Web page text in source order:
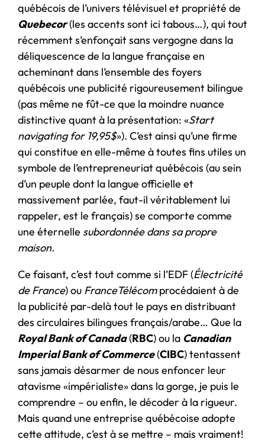
québécois de l’univers télévisuel et propriété de
Quebecor(les accents sont ici tabous…), qui tout
récemment s’enfonçait sans vergogne dans la
déliquescence de la langue française en
acheminant dans l’ensemble des foyers
québécois une publicité rigoureusement bilingue
(pas même ne fût-ce que la moindre nuance
distinctive quant à la présentation: «Start
navigating for 19,95$»). C’est ainsi qu’une firme
qui constitue en elle-même à toutes fins utiles un
symbole de l’entrepreneuriat québécois (au sein
d’un peuple dont la langue officielle et
massivement parlée, faut-il véritablement lui
rappeler, est le français) se comporte comme
une éternelle subordonnée dans sa propre
maison.
Ce faisant, c’est tout comme si l’EDF (Électricité
de France) ou FranceTélécomprocédaient à de
la publicité par-delà tout le pays en distribuant
des circulaires bilingues français/arabe… Que la
Royal Bank of Canada(RBC) ou la Canadian
Imperial Bank of Commerce(CIBC) tentassent
sans jamais désarmer de nous enfoncer leur
atavisme «impérialiste» dans la gorge, je puis le
comprendre – ou enfin, le décoder à la rigueur.
Mais quand une entreprise québécoise adopte
cette attitude, c’est à se mettre – mais vraiment!